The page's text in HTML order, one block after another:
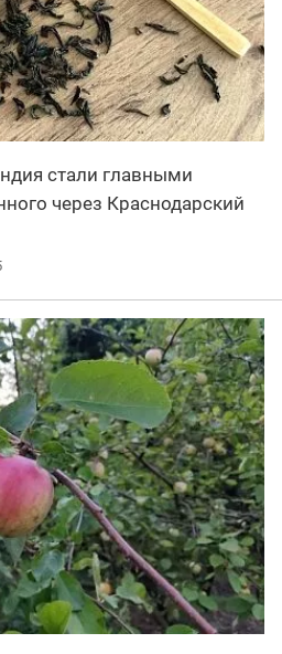
стали главными
через Краснодарский